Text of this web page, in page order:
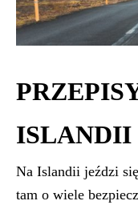
ISLANDII
Na Islandii jeździ
tam o wiele